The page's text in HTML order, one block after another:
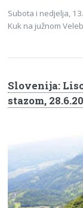
Subota i nedjelja,
Kuk na južnom
Slovenija:
stazom,